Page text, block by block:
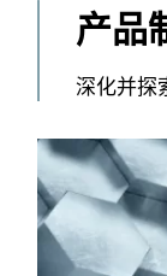
产品
深化并探